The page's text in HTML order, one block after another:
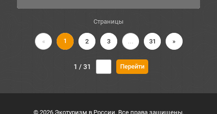
Страницы
« 1 2 3 ... 31 »
1 / 31
© 2026 Экотуризм в России. Все права защищены.